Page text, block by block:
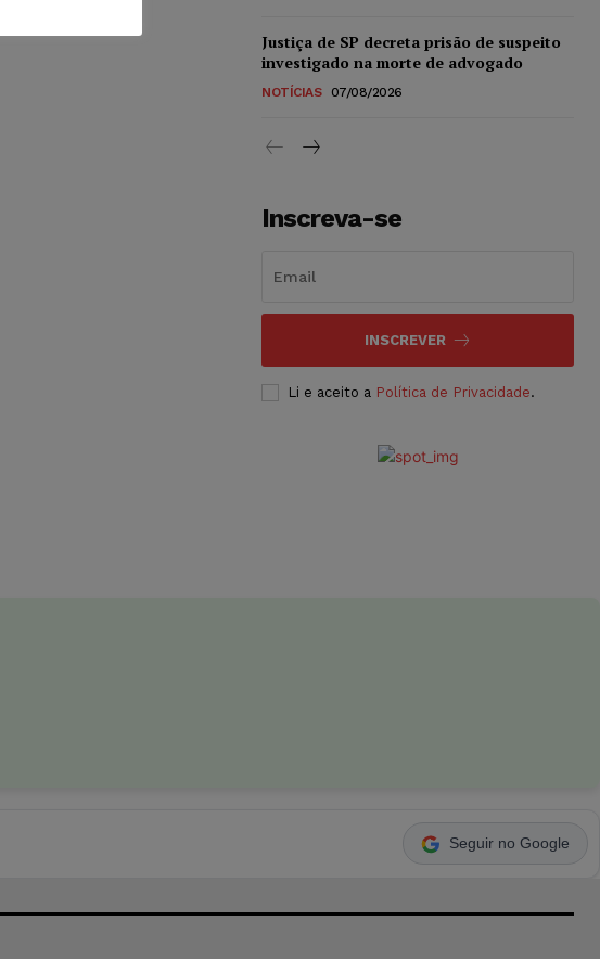
Justiça de SP decreta prisão de suspeito
investigado na morte de advogado
NOTÍCIAS 07/08/2026
Inscreva-se
INSCREVER
Li e aceito a Política de Privacidade.
Seguir no Google